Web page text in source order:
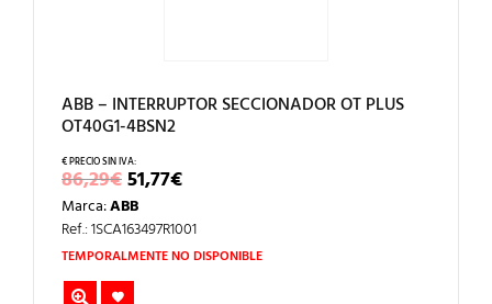
ABB – INTERRUPTOR SECCIONADOR OT PLUS
OT40G1-4BSN2
86,29€EL
PRECIO
ORIGINAL
ERA:
86,29€.
51,77€EL
PRECIO
ES:
51,77€.
Marca:ABB
Ref.: 1SCA163497R1001
TEMPORALMENTE NO DISPONIBLE